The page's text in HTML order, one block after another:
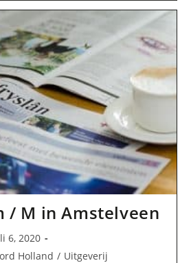
/ M in Amstelveen
6, 2020
Holland / Uitgeverij